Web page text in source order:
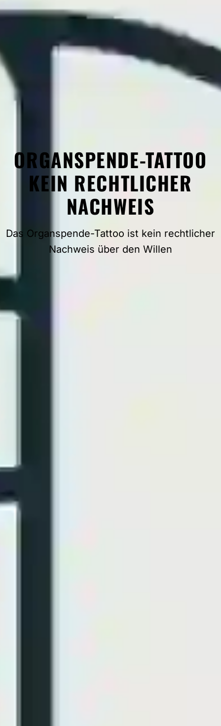
ORGANSPENDE-TATTOO
KEIN RECHTLICHER
NACHWEIS
Das Organspende-Tattoo ist kein rechtlicher
Nachweis über den Willen